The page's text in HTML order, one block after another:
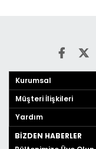
Kurumsal
Müşteri İlişkileri
Yardım
BIZDEN HABERLER